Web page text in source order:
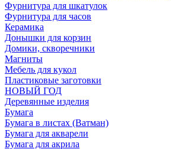
Фурнитура для шкатулок
Фурнитура для часов
Керамика
Донышки для корзин
Домики, скворечники
Магниты
Мебель для кукол
Пластиковые заготовки
НОВЫЙ ГОД
Деревянные изделия
Бумага
Бумага в листах (Ватман)
Бумага для акварели
Бумага для акрила